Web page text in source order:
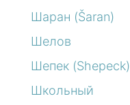
Шаран (Šaran)
Шелов
Шепек (Shepeck)
Школьный